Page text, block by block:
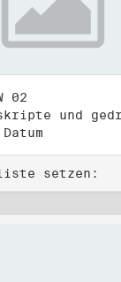
02
setzen: